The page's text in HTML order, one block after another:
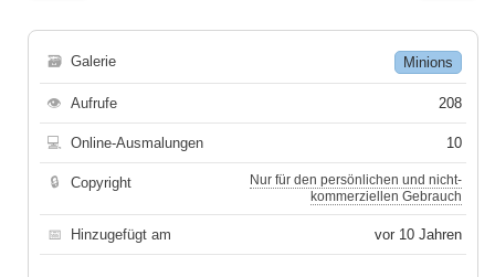
🗃 Galerie Minions
👁 Aufrufe 208
💻 Online-Ausmalungen 10
🔒 Copyright
Nur für den persönlichen und nicht-
kommerziellen Gebrauch
📅 Hinzugefügt am vor 10 Jahren